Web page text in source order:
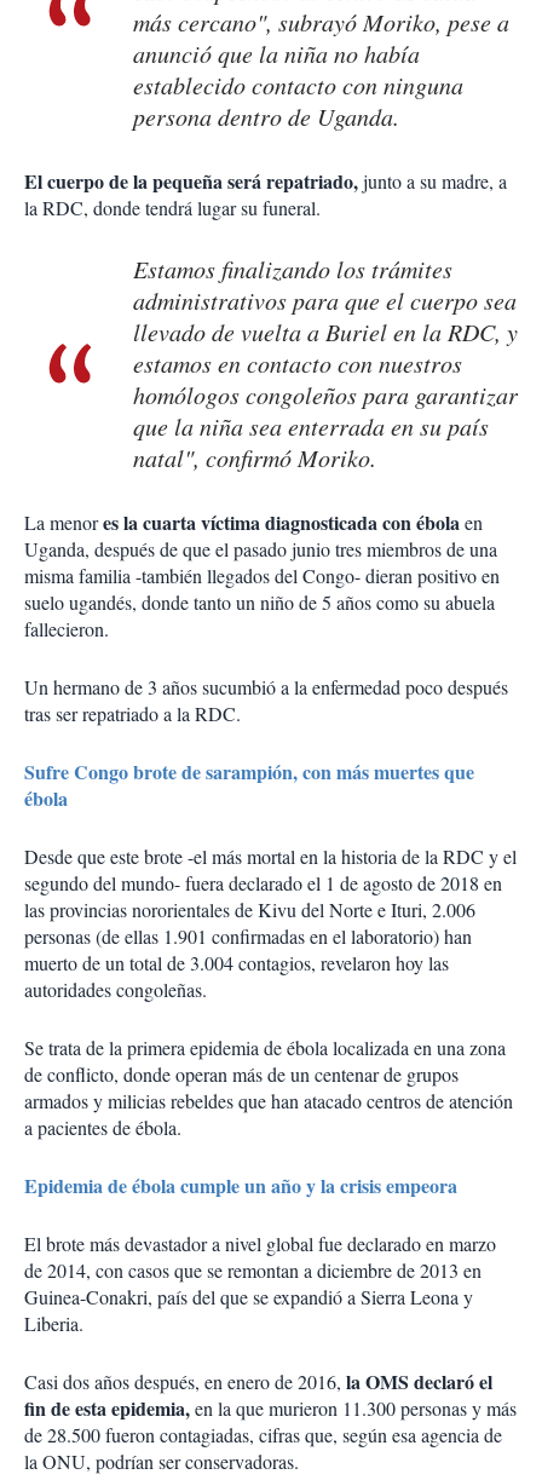
más cercano", subrayó Moriko, pese a
anunció que la niña no había
establecido contacto con ninguna
persona dentro de Uganda.
El cuerpo de la pequeña será repatriado,junto a su madre, a
la RDC, donde tendrá lugar su funeral.
Estamos finalizando los trámites
administrativos para que el cuerpo sea
llevado de vuelta a Buriel en la RDC, y
estamos en contacto con nuestros
homólogos congoleños para garantizar
que la niña sea enterrada en su país
natal", confirmó Moriko.
La menores la cuarta víctima diagnosticada con ébolaen
Uganda, después de que el pasado junio tres miembros de una
misma familia -también llegados del Congo- dieran positivo en
suelo ugandés, donde tanto un niño de 5 años como su abuela
fallecieron.
Un hermano de 3 años sucumbió a la enfermedad poco después
tras ser repatriado a la RDC.
Sufre Congo brote de sarampión, con más muertes que
ébola
Desde que este brote -el más mortal en la historia de la RDC y el
segundo del mundo- fuera declarado el 1 de agosto de 2018 en
las provincias nororientales de Kivu del Norte e Ituri, 2.006
personas (de ellas 1.901 confirmadas en el laboratorio) han
muerto de un total de 3.004 contagios, revelaron hoy las
autoridades congoleñas.
Se trata de la primera epidemia de ébola localizada en una zona
de conflicto, donde operan más de un centenar de grupos
armados y milicias rebeldes que han atacado centros de atención
a pacientes de ébola.
Epidemia de ébola cumple un año y la crisis empeora
El brote más devastador a nivel global fue declarado en marzo
de 2014, con casos que se remontan a diciembre de 2013 en
Guinea-Conakri, país del que se expandió a Sierra Leona y
Liberia.
Casi dos años después, en enero de 2016, la OMS declaró el
fin de esta epidemia,en la que murieron 11.300 personas y más
de 28.500 fueron contagiadas, cifras que, según esa agencia de
la ONU, podrían ser conservadoras.